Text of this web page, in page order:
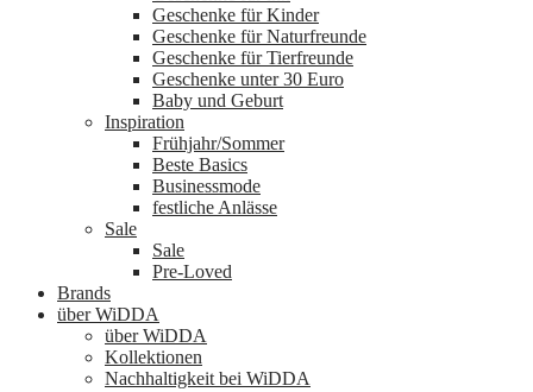
Geschenke für Kinder
Geschenke für Naturfreunde
Geschenke für Tierfreunde
Geschenke unter 30 Euro
Baby und Geburt
Inspiration
Frühjahr/Sommer
Beste Basics
Businessmode
festliche Anlässe
Sale
Sale
Pre-Loved
Brands
über WiDDA
über WiDDA
Kollektionen
Nachhaltigkeit bei WiDDA